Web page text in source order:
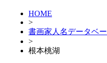
HOME
>
書画家人名データベ
>
根本桃湖